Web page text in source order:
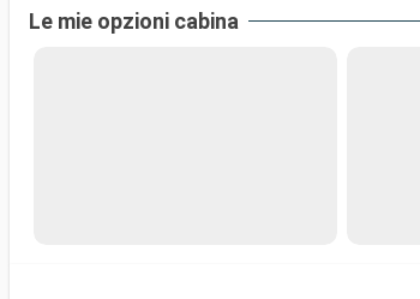
Le mie opzioni cabina